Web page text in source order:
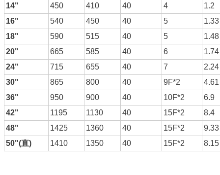
14" 450 410 40 4
1.2
16"
540 450 40 5
1.33
18"
590 515 40 5
1.48
20"
665 585 40 6
1.74
24"
715 655 40 7
2.24
30"
865 800 40 9F*2
4.61
36"
950 900 40 10F*2
6.9
42"
1195 1130 40 15F*2
8.4
48"
1425 1360 40 15F*2
9.33
50"(直) 1410 1350 40 15F*2 8.15